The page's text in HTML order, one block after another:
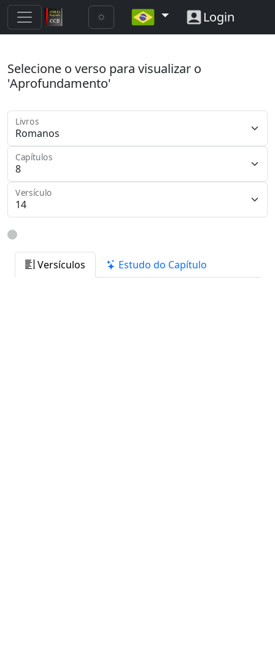
Login
Selecione o verso para visualizar o
'Aprofundamento'
Livros
Capítulos
Versículo
Versículos Estudo do Capítulo